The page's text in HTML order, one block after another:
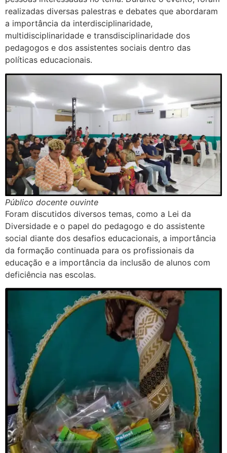
realizadas diversas palestras e debates que abordaram
a importância da interdisciplinaridade,
multidisciplinaridade e transdisciplinaridade dos
pedagogos e dos assistentes sociais dentro das
políticas educacionais.
Público docente ouvinte
Foram discutidos diversos temas, como a Lei da
Diversidade e o papel do pedagogo e do assistente
social diante dos desafios educacionais, a importância
da formação continuada para os profissionais da
educação e a importância da inclusão de alunos com
deficiência nas escolas.